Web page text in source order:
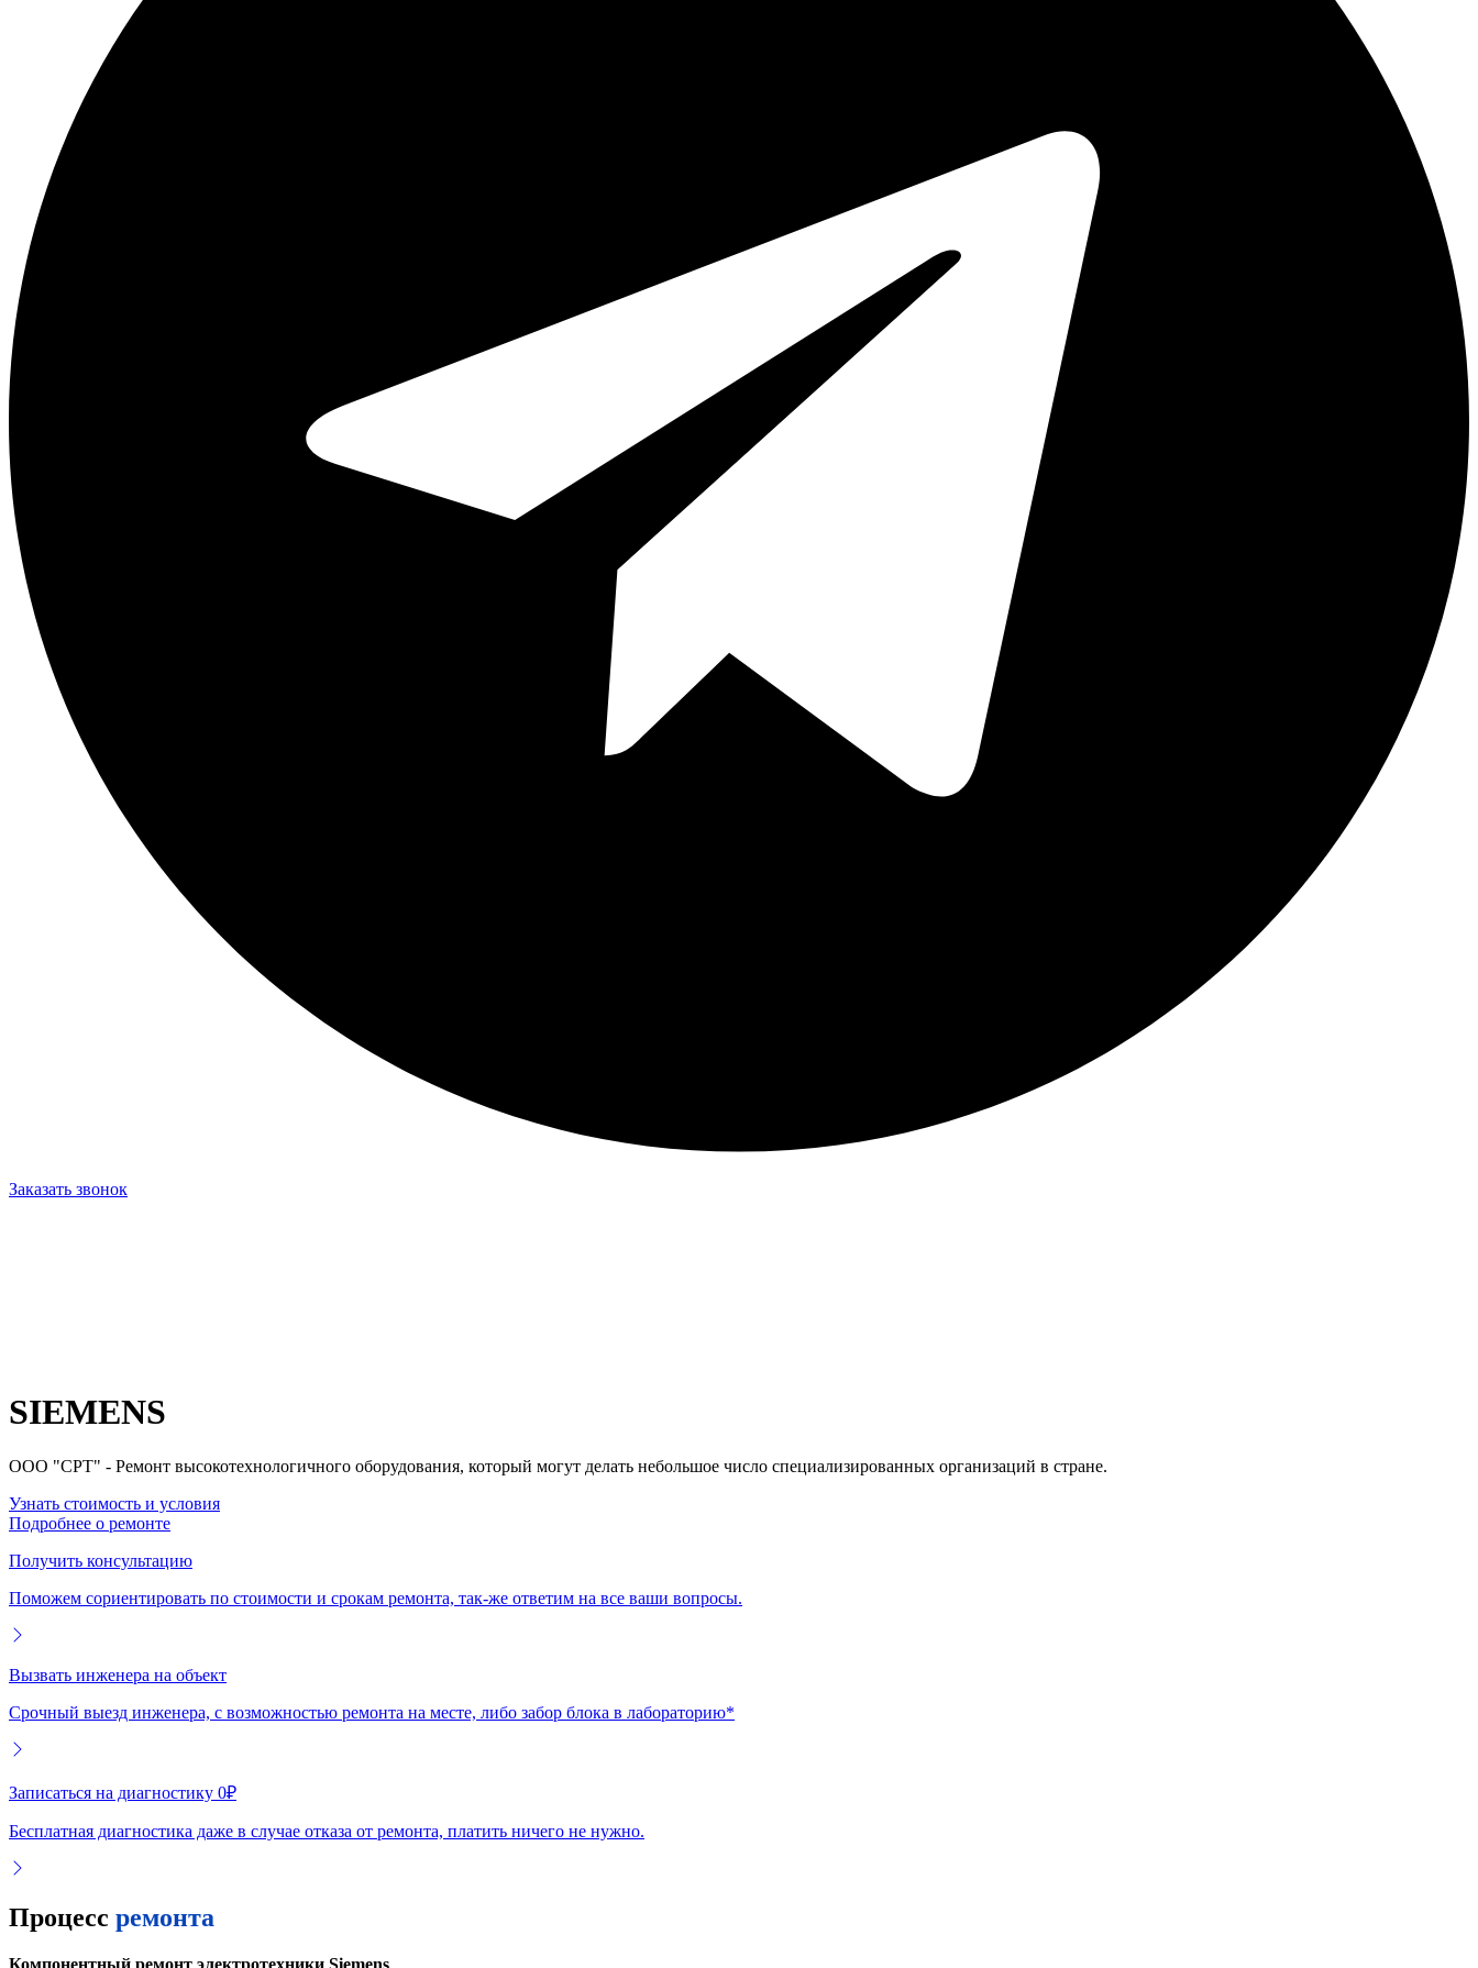
Заказать звонок
SIEMENS
ООО "СРТ" - Ремонт высокотехнологичного оборудования, который могут делать небольшое число специализированных организаций в стране.
Узнать стоимость и условия
Подробнее о ремонте
Получить консультацию
Поможем сориентировать по стоимости и срокам ремонта, так-же ответим на все ваши вопросы.
Вызвать инженера на объект
Срочный выезд инженера, с возможностью ремонта на месте, либо забор блока в лабораторию*
Записаться на диагностику 0₽
Бесплатная диагностика даже в случае отказа от ремонта, платить ничего не нужно.
Процесс ремонта
Компонентный ремонт электротехники Siemens